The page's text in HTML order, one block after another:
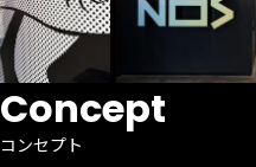
Concept
コンセプト